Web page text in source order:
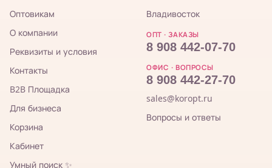
Оптовикам
О компании
Реквизиты и условия
Контакты
B2B Площадка
Для бизнеса
Корзина
Кабинет
Умный поиск ✨
Владивосток
ОПТ · ЗАКАЗЫ
8 908 442-07-70
ОФИС · ВОПРОСЫ
8 908 442-27-70
sales@koropt.ru
Вопросы и ответы